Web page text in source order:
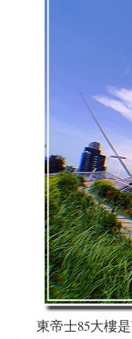
東帝士85大樓是南